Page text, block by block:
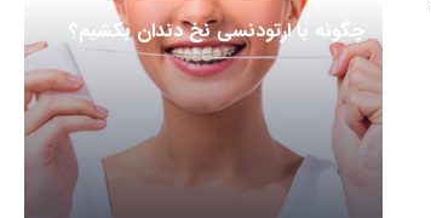
چگونه با ارتودنسی نخ دندان بکشیم؟